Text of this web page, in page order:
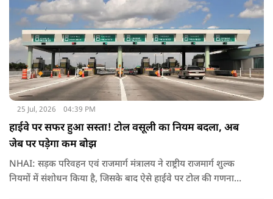
25 Jul, 2026 04:39 PM
हाईवे पर सफर हुआ सस्ता! टोल वसूली का नियम बदला, अब
जेब पर पड़ेगा कम बोझ
NHAI: सड़क परिवहन एवं राजमार्ग मंत्रालय ने राष्ट्रीय राजमार्ग शुल्क
नियमों में संशोधन किया है, जिसके बाद ऐसे हाईवे पर टोल की गणना